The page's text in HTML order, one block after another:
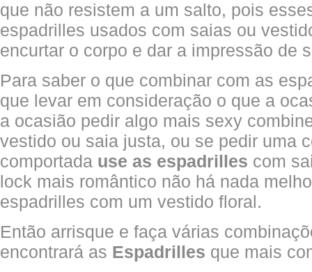
que não resistem a um salto, pois
espadrilles usados com saias ou
encurtar o corpo e dar a impressão de
Para saber o que combinar com as
que levar em consideração o que a
a ocasião pedir algo mais sexy
vestido ou saia justa, ou se pedir uma
comportada use as espadrilles com
lock mais romântico não há nada
espadrilles com um vestido floral.
Então arrisque e faça várias
encontrará as Espadrilles que mais